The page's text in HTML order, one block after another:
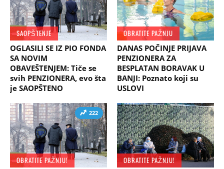
SAOPŠTENJE
OGLASILI SE IZ PIO FONDA
SA NOVIM
OBAVEŠTENJEM: Tiče se
svih PENZIONERA, evo šta
je SAOPŠTENO
OBRATITE PAŽNJU
DANAS POČINJE PRIJAVA
PENZIONERA ZA
BESPLATAN BORAVAK U
BANJI: Poznato koji su
USLOVI
222
OBRATITE PAŽNJU!
OBRATITE PAŽNJU!